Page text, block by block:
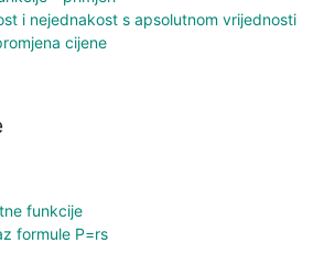
i nejednakost s apsolutnom vrijednosti
cijene
funkcije
formule P=rs